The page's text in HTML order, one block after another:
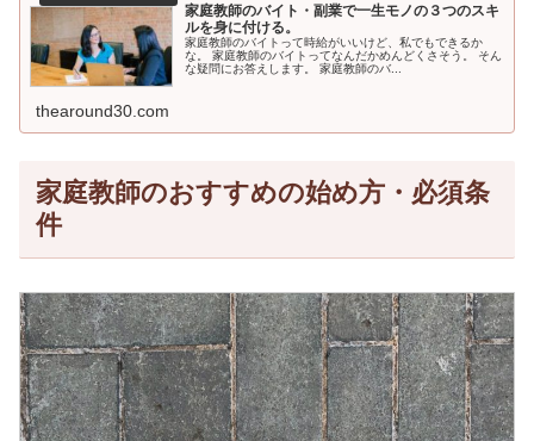
家庭教師のバイト・副業で一生モノの３つのスキ
ルを身に付ける。
家庭教師のバイトって時給がいいけど、私でもできるか
な。 家庭教師のバイトってなんだかめんどくさそう。 そん
な疑問にお答えします。 家庭教師のバ...
thearound30.com
家庭教師のおすすめの始め方・必須条
件